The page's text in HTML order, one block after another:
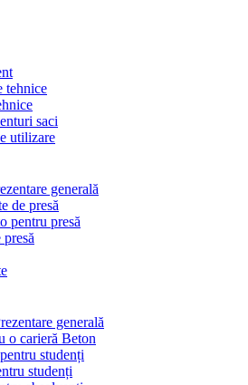
tehnice
saci
utilizare
generală
de presă
pentru ​​​​​​​presă
generală
o carieră Beton
studenți
studenți